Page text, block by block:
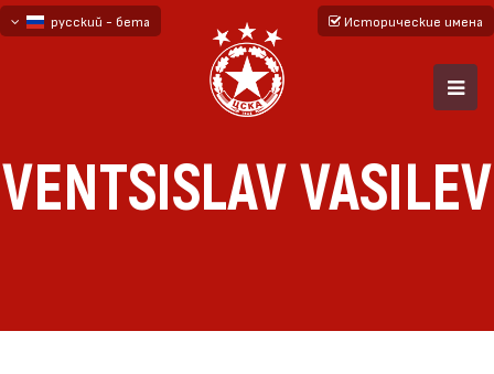
русский - бета
Исторические имена
VENTSISLAV VASILEV